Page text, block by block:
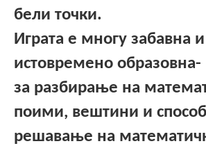
бели точки.
Играта е многу забавна и
истовремено образовна-
за разбирање на
поими, вештини и
решавање на